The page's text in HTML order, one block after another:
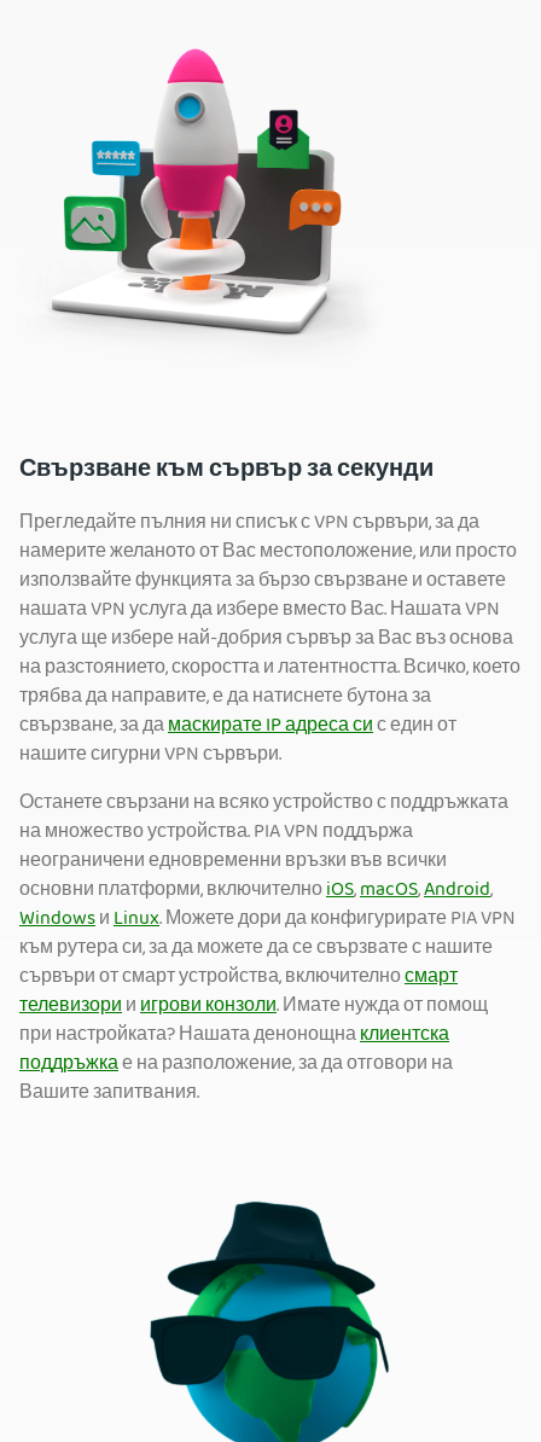
Свързване към сървър за секунди
Прегледайте пълния ни списък с VPN сървъри, за да
намерите желаното от Вас местоположение, или просто
използвайтефункцията за бързо свързване и оставете
нашата VPN услуга да избере вместо Вас. Нашата VPN
услуга ще избере най-добрия сървър за Вас въз основа
на разстоянието, скоростта и латентността. Всичко, което
трябва да направите, е да натиснете бутона за
свързване, за дамаскирате IP адреса сис един от
нашите сигурни VPN сървъри.
Останете свързани на всяко устройство с поддръжката
на множество устройства. PIA VPN поддържа
неограничени едновременни връзки във всички
основни платформи, включителноiOS,macOS,Android,
WindowsиLinux. Можете дори да конфигурирате PIA VPN
към рутера си, за да можете да се свързвате с нашите
сървъри от смарт устройства, включителносмарт
телевизорииигрови конзоли. Имате нужда от помощ
при настройката? Нашата денонощнаклиентска
поддръжкае на разположение, за да отговори на
Вашите запитвания.